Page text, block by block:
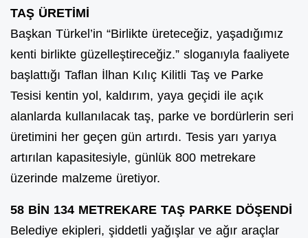
TAŞ ÜRETİMİ
Başkan Türkel’in “Birlikte üreteceğiz, yaşadığımız
kenti birlikte güzelleştireceğiz.” sloganıyla faaliyete
başlattığı Taflan İlhan Kılıç Kilitli Taş ve Parke
Tesisi kentin yol, kaldırım, yaya geçidi ile açık
alanlarda kullanılacak taş, parke ve bordürlerin seri
üretimini her geçen gün artırdı. Tesis yarı yarıya
artırılan kapasitesiyle, günlük 800 metrekare
üzerinde malzeme üretiyor.
58 BİN 134 METREKARE TAŞ PARKE DÖŞENDİ
Belediye ekipleri, şiddetli yağışlar ve ağır araçlar